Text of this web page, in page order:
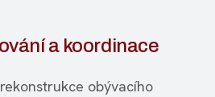
a koordinace
obývacího